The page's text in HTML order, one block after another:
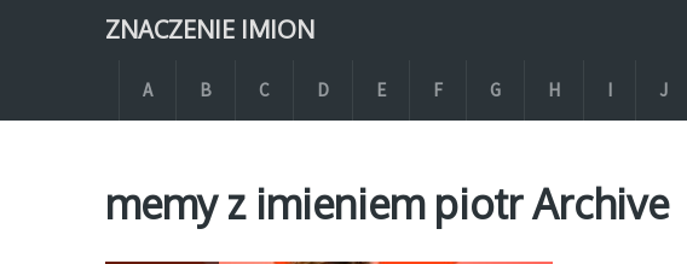
ZNACZENIE IMION
A B C D E F G H I J
memy z imieniem piotr Archive